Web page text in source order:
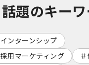
話題のキー
インターンシップ
採用マーケティング